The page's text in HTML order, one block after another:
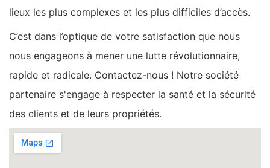
lieux les plus complexes et les plus difficiles d’accès.
C’est dans l’optique de votre satisfaction que nous
nous engageons à mener une lutte révolutionnaire,
rapide et radicale. Contactez-nous ! Notre société
partenaire s'engage à respecter la santé et la sécurité
des clients et de leurs propriétés.